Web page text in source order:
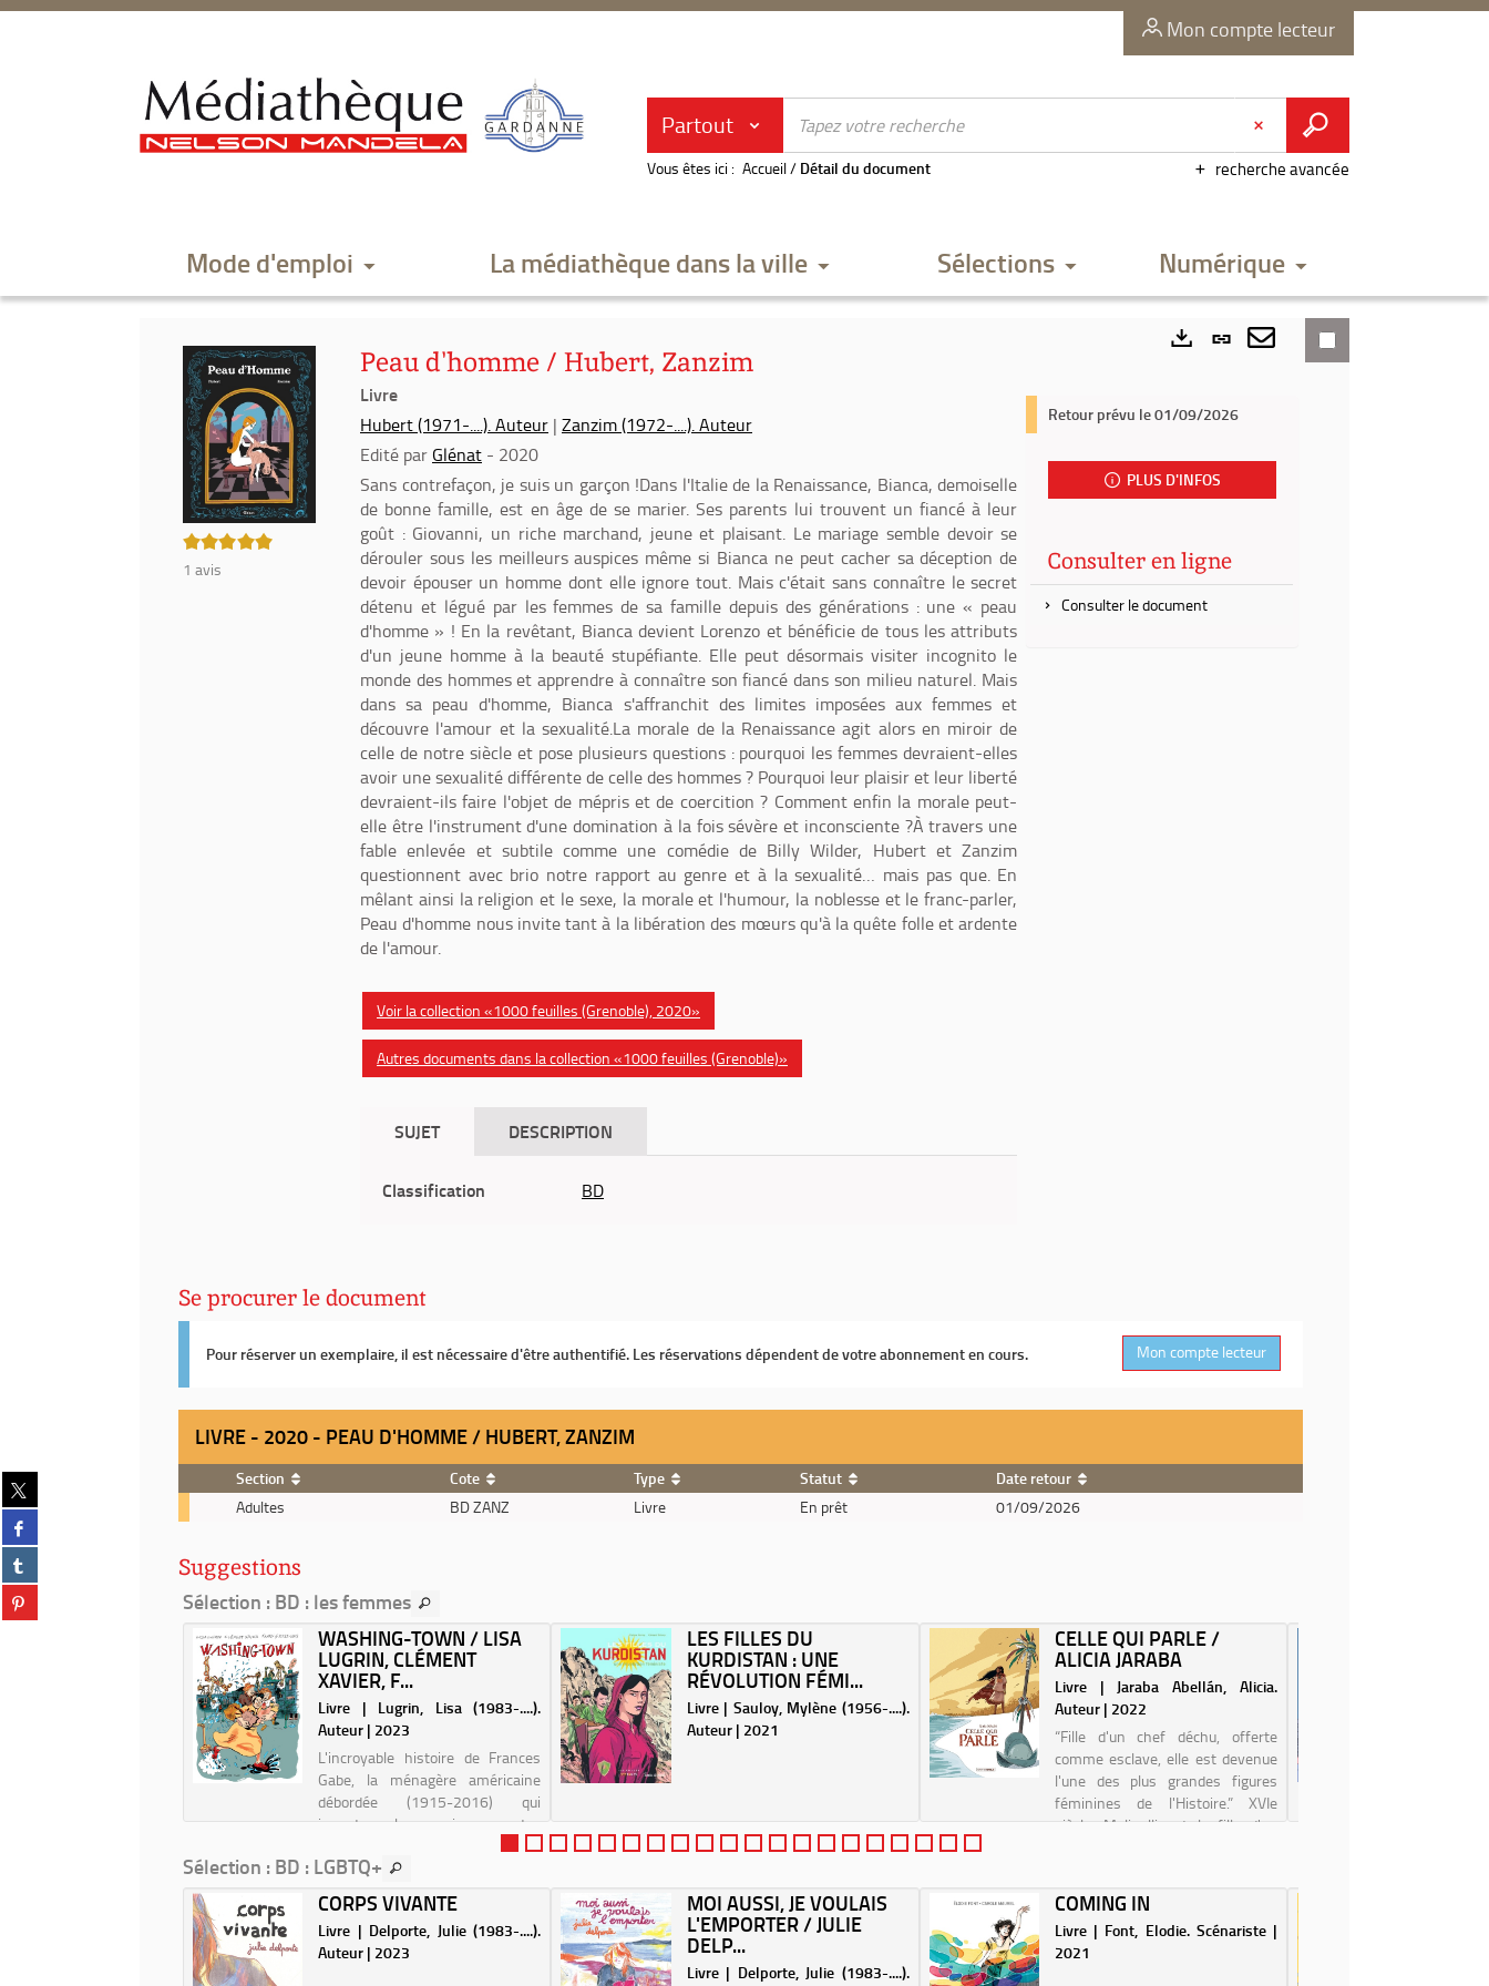
recherche
Mon compte lecteur
Partout
recherche avancée
Vous êtes ici : Accueil/ Détail du document
Mode d'emploi La médiathèque dans la ville Sélections Numérique
Partager
sur
twitter
(Nouvelle
fenêtre)
Partager
sur
facebook
(Nouvelle
fenêtre)
Partager
sur
tumblr
(Nouvelle
Partager
sur
5/5
1 avis
Peau d'homme / Hubert, Zanzim
Livre
Hubert (1971-....). Auteur | Zanzim (1972-....). Auteur
Edité par Glénat - 2020
Sans contrefaçon, je suis un garçon !Dans l'Italie de la Renaissance, Bianca, demoiselle
de bonne famille, est en âge de se marier. Ses parents lui trouvent un fiancé à leur
goût : Giovanni, un riche marchand, jeune et plaisant. Le mariage semble devoir se
dérouler sous les meilleurs auspices même si Bianca ne peut cacher sa déception de
devoir épouser un homme dont elle ignore tout. Mais c'était sans connaître le secret
détenu et légué par les femmes de sa famille depuis des générations : une « peau
d'homme » ! En la revêtant, Bianca devient Lorenzo et bénéficie de tous les attributs
d'un jeune homme à la beauté stupéfiante. Elle peut désormais visiter incognito le
monde des hommes et apprendre à connaître son fiancé dans son milieu naturel. Mais
dans sa peau d'homme, Bianca s'affranchit des limites imposées aux femmes et
découvre l'amour et la sexualité.La morale de la Renaissance agit alors en miroir de
celle de notre siècle et pose plusieurs questions : pourquoi les femmes devraient-elles
avoir une sexualité différente de celle des hommes ? Pourquoi leur plaisir et leur liberté
devraient-ils faire l'objet de mépris et de coercition ? Comment enfin la morale peut-
elle être l'instrument d'une domination à la fois sévère et inconsciente ?À travers une
fable enlevée et subtile comme une comédie de Billy Wilder, Hubert et Zanzim
questionnent avec brio notre rapport au genre et à la sexualité… mais pas que. En
mêlant ainsi la religion et le sexe, la morale et l'humour, la noblesse et le franc-parler,
Peau d'homme nous invite tant à la libération des mœurs qu'à la quête folle et ardente
de l'amour.
Voir la collection «1000 feuilles (Grenoble), 2020»
Autres documents dans la collection «1000 feuilles (Grenoble)»
SUJET DESCRIPTION
Classification BD
Lien
permanent
fenêtre)
Envoyer
mail
Retour prévu le 01/09/2026
PLUS D'INFOS
Consulter en ligne
Consulter le document
Se procurer le document
Pour réserver un exemplaire, il est nécessaire d'être authentifié. Les réservations dépendent de votre abonnement en cours. Mon compte lecteur
LIVRE - 2020 - PEAU D'HOMME / HUBERT, ZANZIM
-
-
Peau
d'homme
Hubert,
Zanzim
Section Cote Type Statut
Date retour
Adultes
BD ZANZ Livre En prêt 01/09/2026
Suggestions
Sélection : BD : les femmes
WASHING-TOWN / LISA
LUGRIN, CLÉMENT
XAVIER, F...
Livre | Lugrin, Lisa (1983-....).
Auteur | 2023
L'incroyable histoire de Frances
Gabe, la ménagère américaine
débordée (1915-2016) qui
inventa la maison auto-
LES FILLES DU
KURDISTAN : UNE
RÉVOLUTION FÉMI...
Livre | Sauloy, Mylène (1956-....).
Auteur | 2021
CELLE QUI PARLE /
ALICIA JARABA
Livre | Jaraba Abellán, Alicia.
Auteur | 2022
“Fille d'un chef déchu, offerte
comme esclave, elle est devenue
l'une des plus grandes figures
féminines de l'Histoire.” XVIe
siècle. Malinalli est la fille d'un
mort de so...
Sélection : BD : LGBTQ+
CORPS VIVANTE
Livre | Delporte, Julie (1983-....).
Auteur | 2023
MOI AUSSI, JE VOULAIS
L'EMPORTER / JULIE
DELP...
Livre | Delporte, Julie (1983-....).
COMING IN
Livre | Font, Elodie. Scénariste |
2021